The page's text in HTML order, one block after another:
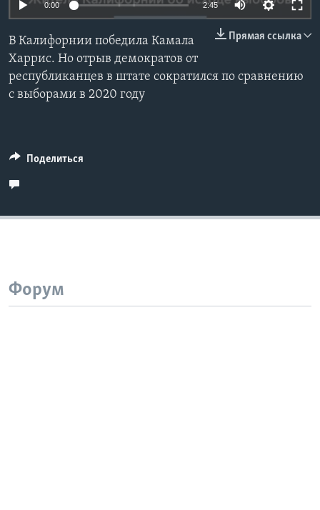
СОЦИАЛЬНЫЕ СЕТИ
0:00 2:45
Прямая ссылка
В Калифорнии победила Камала
Харрис. Но отрыв демократов от
республиканцев в штате сократился по сравнению
с выборами в 2020 году
Поделиться
Форум